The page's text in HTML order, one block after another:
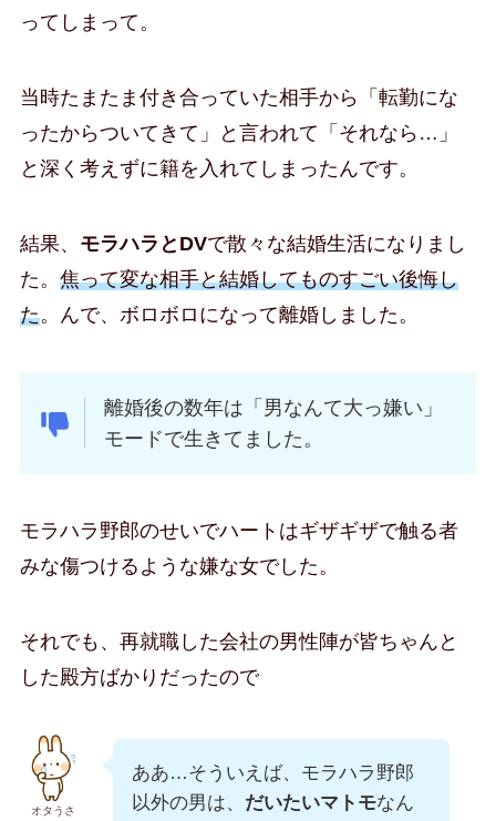
ってしまって。
当時たまたま付き合っていた相手から「転勤にな
ったからついてきて」と言われて「それなら…」
と深く考えずに籍を入れてしまったんです。
結果、 モラハラとDVで散々な結婚生活になりまし
た。 焦って変な相手と結婚してものすごい後悔し
た。んで、ボロボロになって離婚しました。
離婚後の数年は「男なんて大っ嫌い」
モードで生きてました。
モラハラ野郎のせいでハートはギザギザで触る者
みな傷つけるような嫌な女でした。
それでも、再就職した会社の男性陣が皆ちゃんと
した殿方ばかりだったので
オタうさ
ああ…そういえば、モラハラ野郎
以外の男は、 だいたいマトモなん